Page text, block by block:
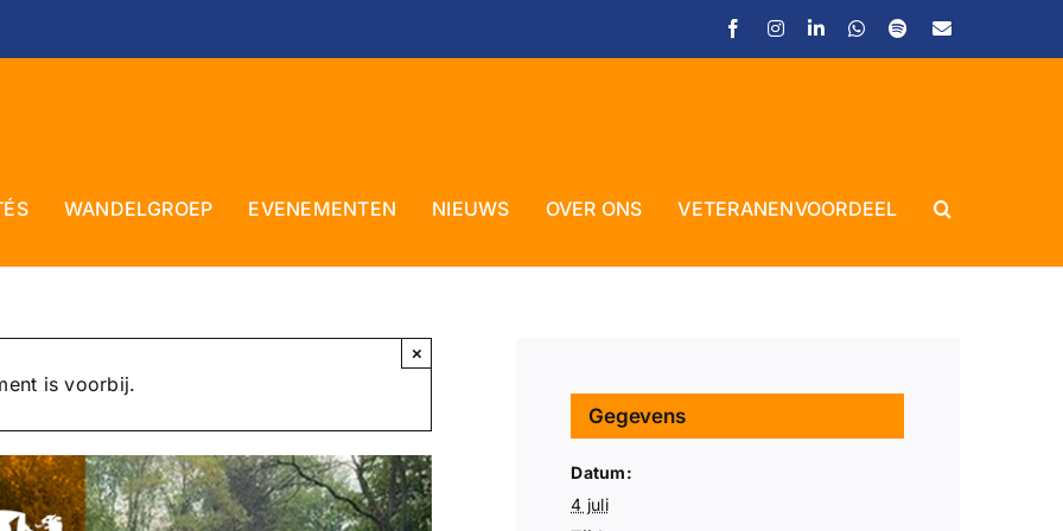
FacebookInstagramLinkedInWhatsApp
SpotifyE-
WANDELGROEP EVENEMENTEN NIEUWS OVER ONS VETERANENVOORDEEL
is voorbij.
×
Gegevens
Datum:
4 juli